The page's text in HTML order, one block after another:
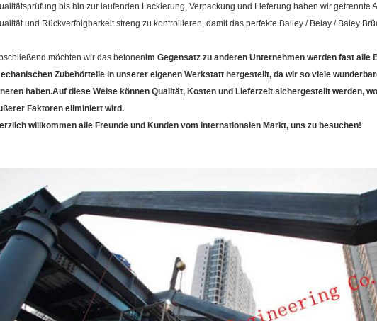
bis hin zur laufenden Lackierung, Verpackung und Lieferung haben wir getrennte
und Rückverfolgbarkeit streng zu kontrollieren, damit das perfekte Bailey / Belay / Baley
möchten wir das betonenIm Gegensatz zu anderen Unternehmen werden fast alle
Zubehörteile in unserer eigenen Werkstatt hergestellt, da wir so viele
haben.Auf diese Weise können Qualität, Kosten und Lieferzeit sichergestellt werden,
Faktoren eliminiert wird.
willkommen alle Freunde und Kunden vom internationalen Markt, uns zu besuchen!